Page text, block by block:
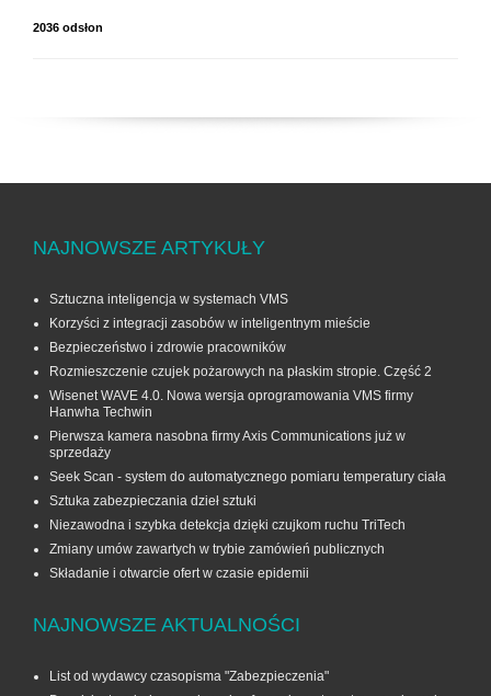
2036 odsłon
NAJNOWSZE ARTYKUŁY
Sztuczna inteligencja w systemach VMS
Korzyści z integracji zasobów w inteligentnym mieście
Bezpieczeństwo i zdrowie pracowników
Rozmieszczenie czujek pożarowych na płaskim stropie. Część 2
Wisenet WAVE 4.0. Nowa wersja oprogramowania VMS firmy
Hanwha Techwin
Pierwsza kamera nasobna firmy Axis Communications już w
sprzedaży
Seek Scan - system do automatycznego pomiaru temperatury ciała
Sztuka zabezpieczania dzieł sztuki
Niezawodna i szybka detekcja dzięki czujkom ruchu TriTech
Zmiany umów zawartych w trybie zamówień publicznych
Składanie i otwarcie ofert w czasie epidemii
NAJNOWSZE AKTUALNOŚCI
List od wydawcy czasopisma "Zabezpieczenia"